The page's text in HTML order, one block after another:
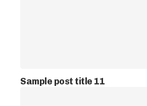
Sample post title 11